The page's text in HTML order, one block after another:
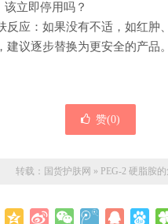
该立即停用吗？
应：如果没有不适，如红肿
建议逐步替换为更安全的产
赞(0)
转载： 国货护肤网 » PEG-2 硬脂胺